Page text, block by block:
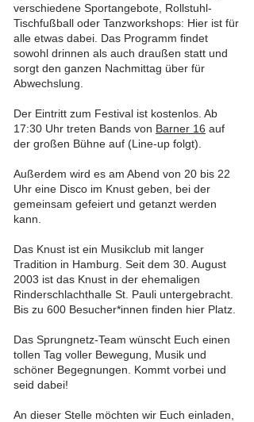
verschiedene Sportangebote, Rollstuhl-
Tischfußball oder Tanzworkshops: Hier ist für
alle etwas dabei. Das Programm findet
sowohl drinnen als auch draußen statt und
sorgt den ganzen Nachmittag über für
Abwechslung.
Der Eintritt zum Festival ist kostenlos. Ab
17:30 Uhr treten Bands von Barner 16 auf
der großen Bühne auf (Line-up folgt).
Außerdem wird es am Abend von 20 bis 22
Uhr eine Disco im Knust geben, bei der
gemeinsam gefeiert und getanzt werden
kann.
Das Knust ist ein Musikclub mit langer
Tradition in Hamburg. Seit dem 30. August
2003 ist das Knust in der ehemaligen
Rinderschlachthalle St. Pauli untergebracht.
Bis zu 600 Besucher*innen finden hier Platz.
Das Sprungnetz-Team wünscht Euch einen
tollen Tag voller Bewegung, Musik und
schöner Begegnungen. Kommt vorbei und
seid dabei!
An dieser Stelle möchten wir Euch einladen,